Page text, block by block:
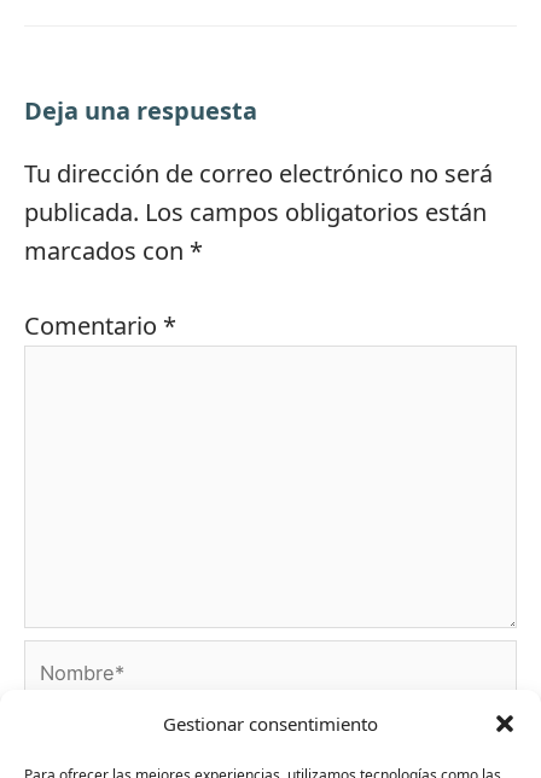
Gestionar consentimiento
Deja una respuesta
Tu dirección de correo electrónico no será
publicada. Los campos obligatorios están
marcados con *
Comentario *
Nombre*